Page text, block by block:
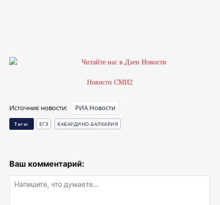
Новости СМИ2
Источник новости: РИА Новости
Теги: ЕГЭ КАБАРДИНО-БАЛКАРИЯ
Ваш комментарий: